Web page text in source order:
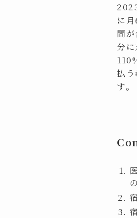
に
間
分
払
す。